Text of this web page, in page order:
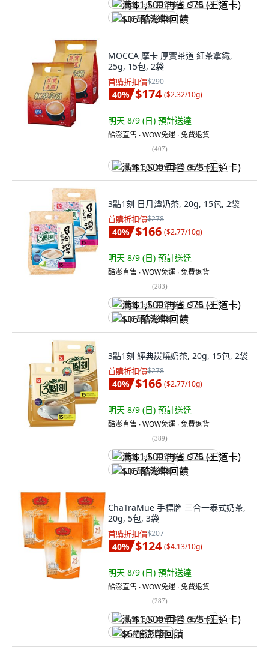
满 $1,500 再省 $75 (王道卡)
$16 酷澎幣回饋
MOCCA 摩卡 厚實茶道 紅茶拿鐵,
25g, 15包, 2袋
首購折扣價$290
40% $174 ($2.32/10g)
明天 8/9 (日) 預計送達
酷澎直售 ∙ WOW免運 ∙ 免費退貨
(407)
满 $1,500 再省 $75 (王道卡)
3點1刻 日月潭奶茶, 20g, 15包, 2袋
首購折扣價$278
40% $166 ($2.77/10g)
明天 8/9 (日) 預計送達
酷澎直售 ∙ WOW免運 ∙ 免費退貨
(283)
满 $1,500 再省 $75 (王道卡)
$16 酷澎幣回饋
3點1刻 經典炭燒奶茶, 20g, 15包, 2袋
首購折扣價$278
40% $166 ($2.77/10g)
明天 8/9 (日) 預計送達
酷澎直售 ∙ WOW免運 ∙ 免費退貨
(389)
满 $1,500 再省 $75 (王道卡)
$16 酷澎幣回饋
ChaTraMue 手標牌 三合一泰式奶茶,
20g, 5包, 3袋
首購折扣價$207
40% $124 ($4.13/10g)
明天 8/9 (日) 預計送達
酷澎直售 ∙ WOW免運 ∙ 免費退貨
(287)
满 $1,500 再省 $75 (王道卡)
$6 酷澎幣回饋